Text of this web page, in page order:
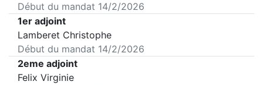
Début du mandat 14/2/2026
1er adjoint
Lamberet Christophe
Début du mandat 14/2/2026
2eme adjoint
Felix Virginie